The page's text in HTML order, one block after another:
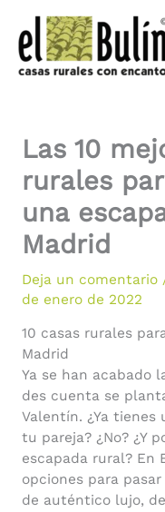
contenido
Las 10
rurales
una
Madrid
Deja un comentario
de enero de 2022
10 casas rurales
Madrid
Ya se han acabado
des cuenta se
Valentín. ¿Ya
tu pareja? ¿No? ¿Y
escapada rural? En
opciones para
de auténtico lujo,